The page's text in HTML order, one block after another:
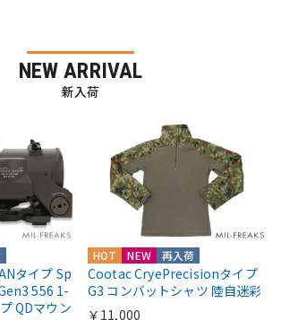
NEW ARRIVAL
新入荷
タイプ Sp
556 1-
QDマウン
HOT NEW 再入荷
Cootac CryePrecisionタイプ
G3 コンバットシャツ 陸自迷彩
￥11,000